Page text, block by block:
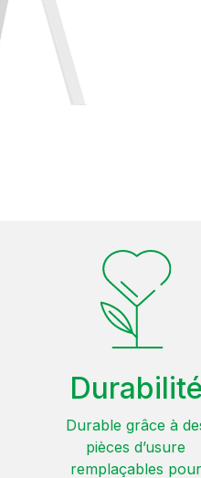
Durabilité
Durable grâce à
pièces d’usure
remplaçables pour